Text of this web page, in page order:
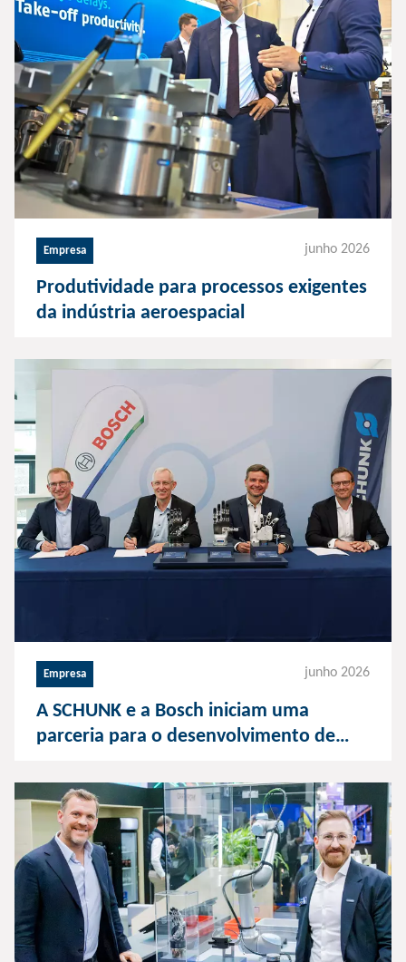
Empresa junho 2026
Produtividade para processos exigentes
da indústria aeroespacial
Empresa junho 2026
A SCHUNK e a Bosch iniciam uma
parceria para o desenvolvimento de